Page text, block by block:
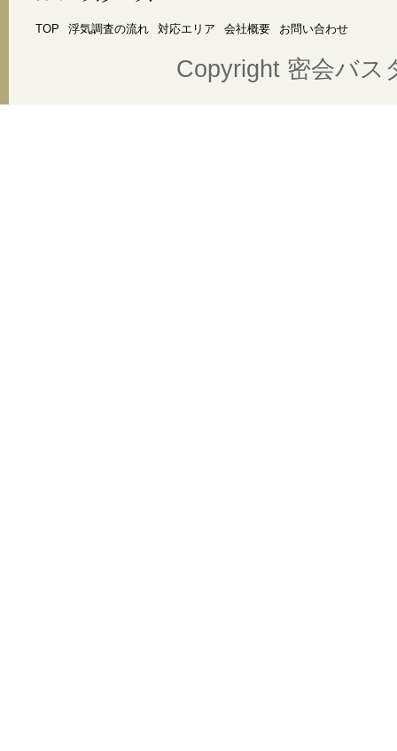
TOP 浮気調査の流れ 対応エリア 会社概要 お問い合わせ
Copyright 密会バス